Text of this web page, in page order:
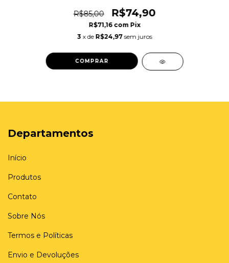
R$85,00 R$74,90
R$71,16 com Pix
3 x de R$24,97 sem juros
COMPRAR
Departamentos
Início
Produtos
Contato
Sobre Nós
Termos e Políticas
Envio e Devoluções